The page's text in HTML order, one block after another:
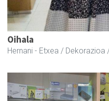
Oihala
Hernani - Etxea / Dekorazioa